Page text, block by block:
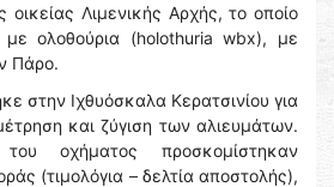
οικείας Λιμενικής Αρχής, το οποίο
ολοθούρια (holothuria wbx), με
Πάρο.
στην Ιχθυόσκαλα Κερατσινίου για
και ζύγιση των αλιευμάτων.
οχήματος προσκομίστηκαν
(τιμολόγια – δελτία αποστολής),